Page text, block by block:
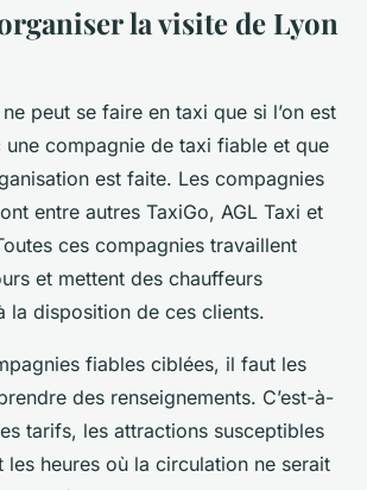
la visite de Lyon
peut se faire en taxi que si l’on est
compagnie de taxi fiable et que
est faite. Les compagnies
entre autres TaxiGo, AGL Taxi et
ces compagnies travaillent
et mettent des chauffeurs
la disposition de ces clients.
fiables ciblées, il faut les
des renseignements. C’est-à-
tarifs, les attractions susceptibles
les heures où la circulation ne serait